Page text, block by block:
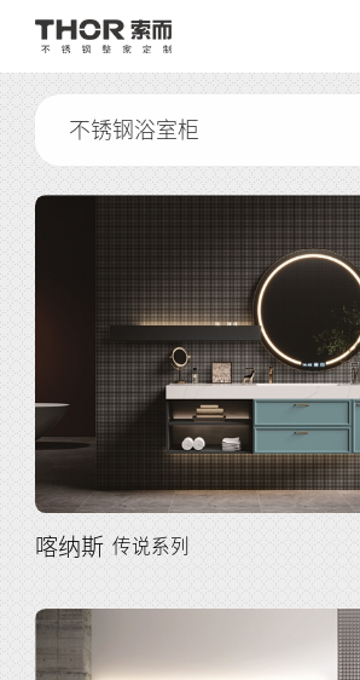
不锈钢浴室柜
喀纳斯 传说系列